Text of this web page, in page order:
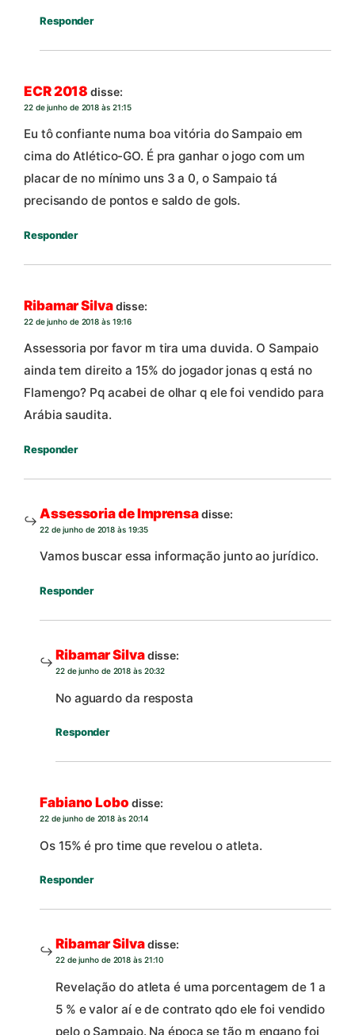
Responder
ECR 2018 disse:
22 de junho de 2018 às 21:15
Eu tô confiante numa boa vitória do Sampaio em
cima do Atlético-GO. É pra ganhar o jogo com um
placar de no mínimo uns 3 a 0, o Sampaio tá
precisando de pontos e saldo de gols.
Responder
Ribamar Silvadisse:
22 de junho de 2018 às 19:16
Assessoria por favor m tira uma duvida. O Sampaio
ainda tem direito a 15% do jogador jonas q está no
Flamengo? Pq acabei de olhar q ele foi vendido para
Arábia saudita.
Responder
Assessoria de Imprensadisse:
22 de junho de 2018 às 19:35
Vamos buscar essa informação junto ao jurídico.
Responder
Ribamar Silvadisse:
22 de junho de 2018 às 20:32
No aguardo da resposta
Responder
Fabiano Lobo disse:
22 de junho de 2018 às 20:14
Os 15% é pro time que revelou o atleta.
Responder
Ribamar Silvadisse:
22 de junho de 2018 às 21:10
Revelação do atleta é uma porcentagem de 1 a
5 % e valor aí e de contrato qdo ele foi vendido
pelo o Sampaio. Na época se tão m engano foi